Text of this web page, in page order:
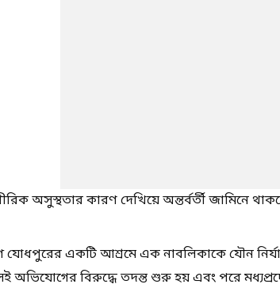
অসুস্থতার কারণ দেখিয়ে অন্তর্বর্তী জামিনে
একটি আশ্রমে এক নাবলিকাকে যৌন
অভিযোগের বিরুদ্ধে তদন্ত শুরু হয় এবং পরে